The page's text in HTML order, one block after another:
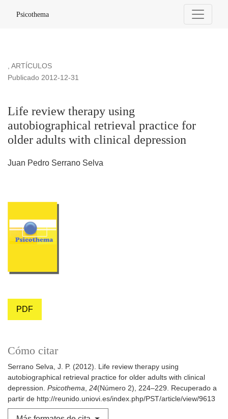
Life review therapy using autobiographical retrieval practice
Psicothema
, ARTÍCULOS
Life review therapy using
autobiographical retrieval practice for
older adults with clinical depression
Publicado 2012-12-31
Juan Pedro Serrano Selva
PDF
Cómo citar
Serrano Selva, J. P. (2012). Life review therapy using
autobiographical retrieval practice for older adults with clinical
depression. Psicothema, 24(Número 2), 224–229. Recuperado a
partir de http://reunido.uniovi.es/index.php/PST/article/view/9613